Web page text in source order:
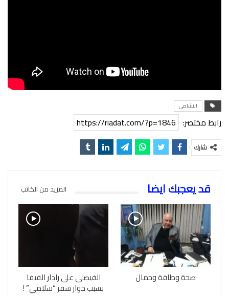
النشامى
رابط مختصر: https://riadat.com/?p=1846
شارك
قد يعجبك ايضا المزيد من الكاتب
صحة وطاقة وجمال الفيصلي على رادار الفيفا
بسبب جواز سفر “سلامي” !